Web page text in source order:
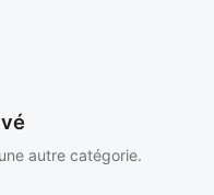
autre catégorie.